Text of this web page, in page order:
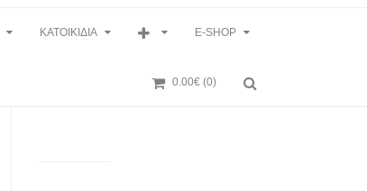
ΚΑΤΟΙΚΙΔΙΑ E-SHOP
0.00€ (0)